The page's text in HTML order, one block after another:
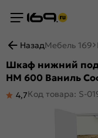
НазадМебель 169
Шкаф нижний под
НМ 600 Ваниль
4,7Код товара: S-